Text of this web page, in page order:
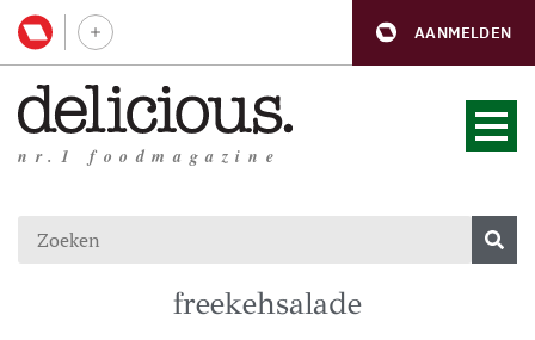
AANMELDEN
nr.1 foodmagazine
freekehsalade